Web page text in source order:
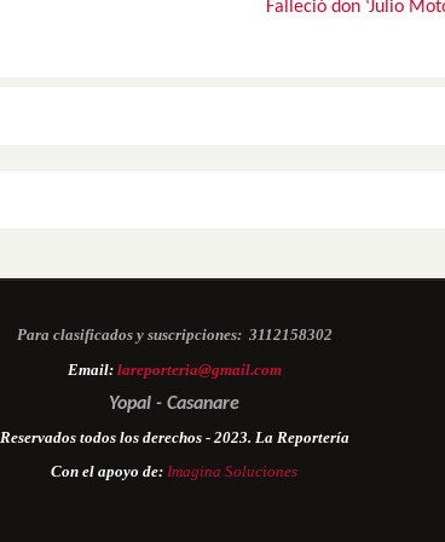
Falleció don ‘Julio
Para clasificados y suscripciones: 3112158302
Email: lareporteria@gmail.com
Yopal - Casanare
Reservados todos los derechos - 2023. La Reportería
Con el apoyo de: Imagina Soluciones